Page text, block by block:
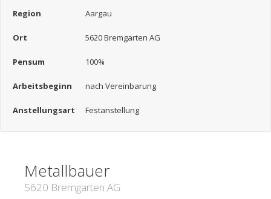
Region Aargau
Ort 5620 Bremgarten AG
Pensum 100%
Arbeitsbeginn nach Vereinbarung
Anstellungsart Festanstellung
Metallbauer
5620 Bremgarten AG